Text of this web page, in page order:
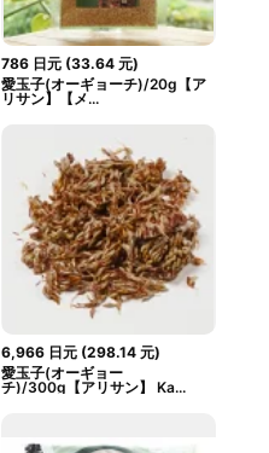
786 日元 (33.64 元)
愛玉子(オーギョーチ)/20g【ア
リサン】【メ...
6,966 日元 (298.14 元)
愛玉子(オーギョー
チ)/300g【アリサン】 Ka...